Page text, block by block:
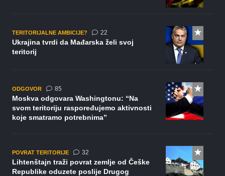
TERITORIJALNE AMBICIJE? 22komentara
Ukrajina tvrdi da Mađarska želi svoj
teritorij
ODGOVOR 85komentara
Moskva odgovara Washingtonu: “Na
svom teritoriju raspoređujemo aktivnosti
koje smatramo potrebnima”
POVRAT TERITORIJE 32komentara
Lihtenštajn traži povrat zemlje od Češke
Republike oduzete poslije Drugog